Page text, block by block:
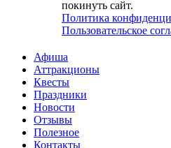
покинуть сайт.
Политика
Пользовательское
Афиша
Аттракционы
Квесты
Праздники
Новости
Отзывы
Полезное
Контакты